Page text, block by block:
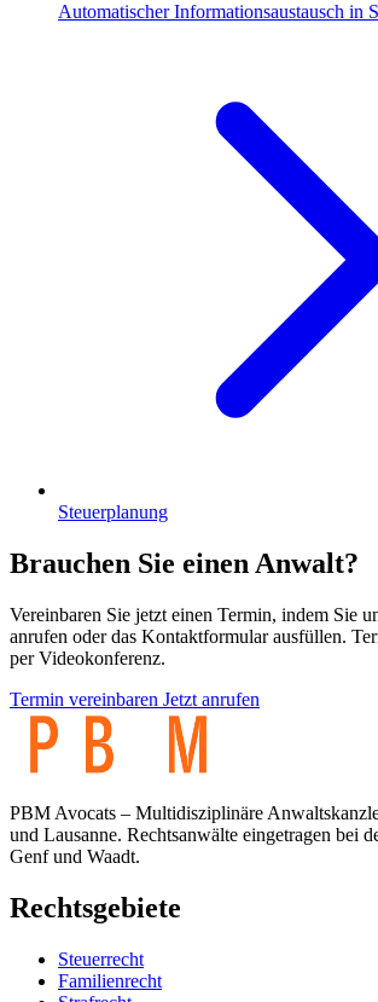
Automatischer Informationsaustausch in
Steuerplanung
Brauchen Sie einen Anwalt?
Vereinbaren Sie jetzt einen Termin, indem Sie
anrufen oder das Kontaktformular ausfüllen.
per Videokonferenz.
Termin vereinbaren Jetzt anrufen
PBM Avocats – Multidisziplinäre
und Lausanne. Rechtsanwälte eingetragen bei
Genf und Waadt.
Rechtsgebiete
Steuerrecht
Familienrecht